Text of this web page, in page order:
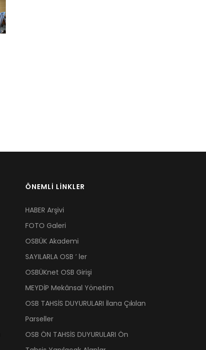
ÖNEMLİ LİNKLER
HABER Arşivi
FOTO Galeri
OSBÜK Akademi
SAYILARLA OSB ’ ler
OSBÜKnet OSB Girişi
MEYDİP Mekânsal Yönetim
OSB TAHSİS DUYURULARI İlana Çıkılan
Parseller
OSB ÖN TAHSİS DUYURULARI Ön